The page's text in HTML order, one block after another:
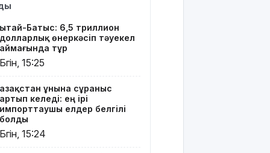
білім
гранттарының
басым
бөлігі қай
бөлінді?
Қуандық
Бишімбаевтың
анасы
Қытай-Батыс: 6,5 триллион
долларлық өнеркәсіп тәуекел
аймағында тұр
Бүгін, 15:25
Қазақстан ұнына сұраныс
артып келеді: ең ірі
импорттаушы елдер белгілі
болды
Бүгін, 15:24